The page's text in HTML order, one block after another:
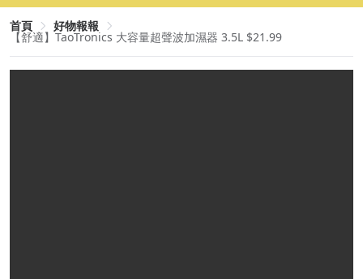
首頁 好物報報
【舒適】TaoTronics 大容量超聲波加濕器 3.5L $21.99